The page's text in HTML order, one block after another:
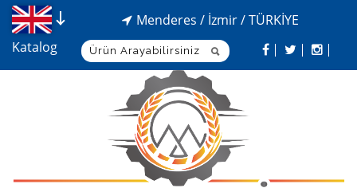
Menderes / İzmir / TÜRKİYE
Katalog